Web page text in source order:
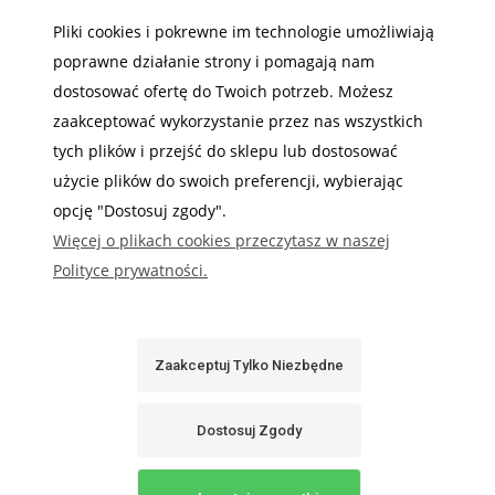
INFORMACJE
Gdzie nas możesz znaleźć
Sklep internetowy Shoper.pl
Pliki cookies i pokrewne im technologie umożliwiają
poprawne działanie strony i pomagają nam
dostosować ofertę do Twoich potrzeb. Możesz
zaakceptować wykorzystanie przez nas wszystkich
tych plików i przejść do sklepu lub dostosować
użycie plików do swoich preferencji, wybierając
opcję "Dostosuj zgody".
Więcej o plikach cookies przeczytasz w naszej
Polityce prywatności.
Zaakceptuj Tylko Niezbędne
Dostosuj Zgody